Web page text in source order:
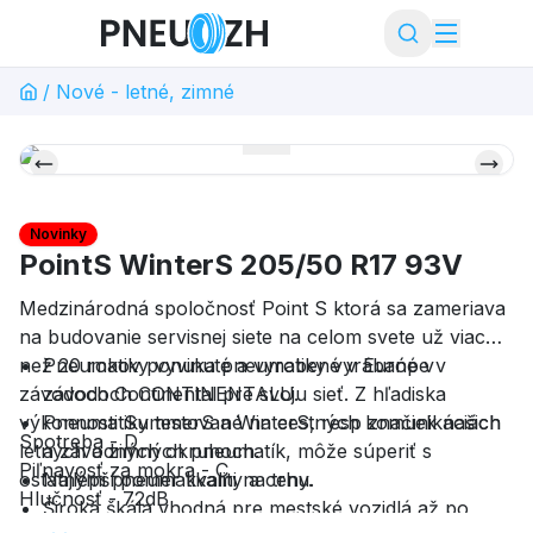
/ Nové - letné, zimné
Novinky
PointS WinterS 205/50 R17 93V
Medzinárodná spoločnosť Point S ktorá sa zameriava
na budovanie servisnej siete na celom svete už viac
než 20 rokov ponuka pneumatiky vyrábané v
závodoch Continental pre svoju sieť. Z hľadiska
výkonnosti SummerS a WinterS, resp značiek našich
letných a zimných pneumatík, môže súperiť s
ostatnými pneumatikami na trhu.
Pneumatiky vyvinuté a vyrobené v Európe v
závodoch CONTINENTALU.
Pneumatiky testované na cestných komunikáciách
a závodných okruhoch.
Najlepší pomer kvality a ceny.
Široká škála vhodná pre mestské vozidlá až po
Spotreba - D
Piľnavosť za mokra - C
Hlučnosť - 72dB